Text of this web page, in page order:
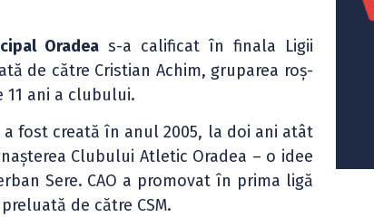
Oradea s-a calificat în finala Ligii
de către Cristian Achim, gruparea roș-
ani a clubului.
a fost creată în anul 2005, la doi ani atât
Clubului Atletic Oradea – o idee
Sere. CAO a promovat în prima ligă
de către CSM.